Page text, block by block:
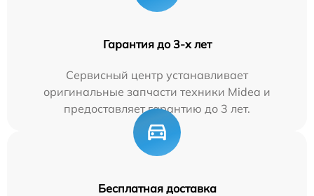
Гарантия до 3-х лет
Сервисный центр устанавливает
оригинальные запчасти техники Midea и
предоставляет гарантию до 3 лет.
Бесплатная доставка